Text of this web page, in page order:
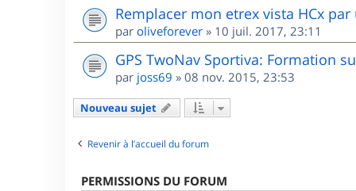
Remplacer mon etrex vista HCx
par oliveforever » 10 juil. 2017, 23:11
GPS TwoNav Sportiva: Formation
par joss69 » 08 nov. 2015, 23:53
Nouveau sujet
Revenir à l’accueil du forum
PERMISSIONS DU FORUM